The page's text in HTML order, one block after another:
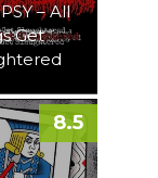
– All
Get
8.5